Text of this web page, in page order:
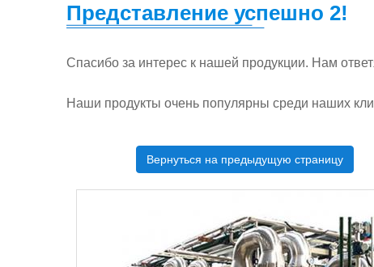
Представление успешно 2!
Спасибо за интерес к нашей продукции. Нам
Наши продукты очень популярны среди наших
Вернуться на предыдущую страницу